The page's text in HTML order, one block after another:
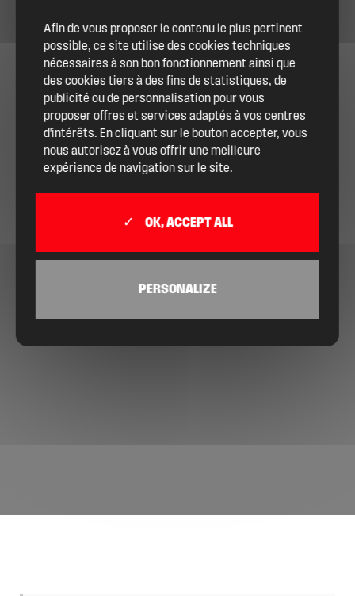
Afin de vous proposer le contenu le plus pertinent
possible, ce site utilise des cookies techniques
nécessaires à son bon fonctionnement ainsi que
des cookies tiers à des fins de statistiques, de
publicité ou de personnalisation pour vous
proposer offres et services adaptés à vos centres
d'intérêts. En cliquant sur le bouton accepter, vous
nous autorisez à vous offrir une meilleure
expérience de navigation sur le site.
OK, ACCEPT ALL
PERSONALIZE